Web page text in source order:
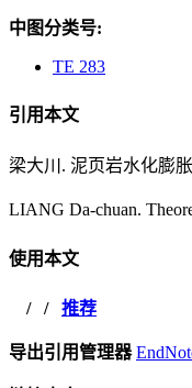
中图分类号:
TE 283
引用本文
梁大川. 泥页岩水化膨
LIANG Da-chuan.
使用本文
/ / 推荐
导出引用管理器